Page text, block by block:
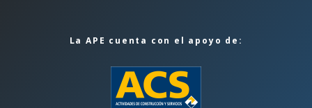
La APE cuenta con el apoyo de: